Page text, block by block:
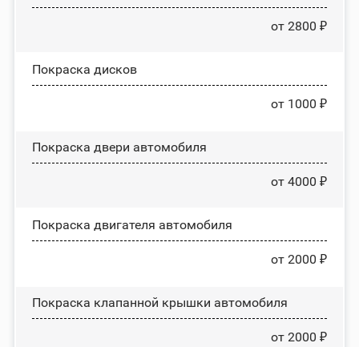
от 2800 ₽
Покраска дисков
от 1000 ₽
Покраска двери автомобиля
от 4000 ₽
Покраска двигателя автомобиля
от 2000 ₽
Покраска клапанной крышки автомобиля
от 2000 ₽